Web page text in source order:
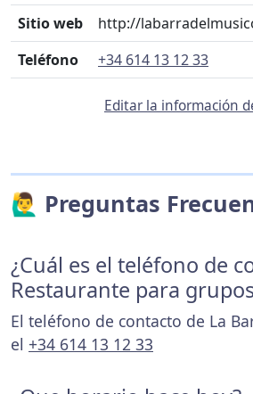
Sitio web
http://
Teléfono
+34 614 13 12 33
Editar la información
🙋‍♂️ Preguntas
¿Cuál es el teléfono de
Restaurante para
El teléfono de contacto de La
el +34 614 13 12 33